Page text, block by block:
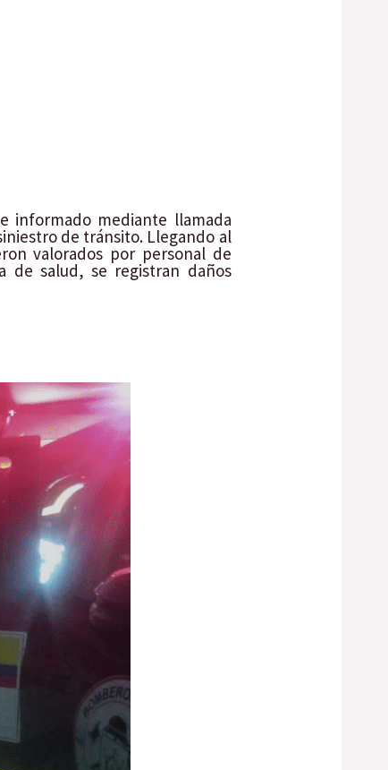
informado mediante llamada
de tránsito. Llegando al
valorados por personal de
de salud, se registran daños